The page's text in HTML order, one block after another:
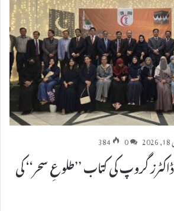
0
384
گروپ کی کتاب ’’طلوعِ سحر‘‘ کی